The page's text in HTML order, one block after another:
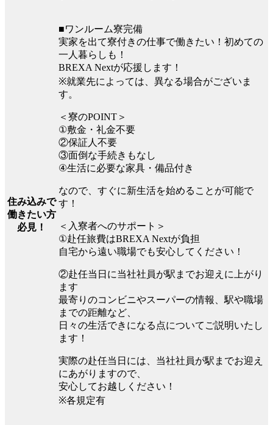
住み込みで
働きたい方
必見！
■ワンルーム寮完備
実家を出て寮付きの仕事で働きたい！初めての
一人暮らしも！
BREXA Nextが応援します！
※就業先によっては、異なる場合がございま
す。
＜寮のPOINT＞
①敷金・礼金不要
②保証人不要
③面倒な手続きもなし
④生活に必要な家具・備品付き
なので、すぐに新生活を始めることが可能で
す！
＜入寮者へのサポート＞
①赴任旅費はBREXA Nextが負担
自宅から遠い職場でも安心してください！
②赴任当日に当社社員が駅までお迎えに上がり
ます
最寄りのコンビニやスーパーの情報、駅や職場
までの距離など、
日々の生活できになる点についてご説明いたし
ます！
実際の赴任当日には、当社社員が駅までお迎え
にあがりますので、
安心してお越しください！
※各規定有